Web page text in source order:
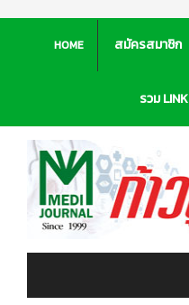
HOME สมัครสมาชิก
รวม LINK